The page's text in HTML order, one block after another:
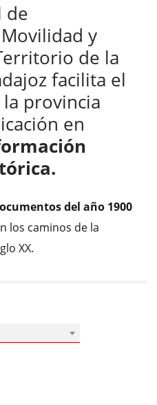
de
y
de la
facilita el
provincia
en
del año 1900
los caminos de la
XX.